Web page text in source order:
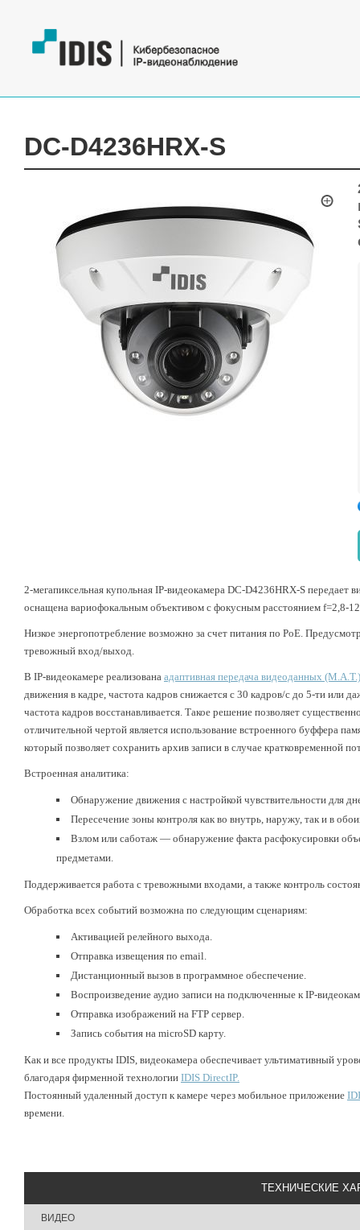
DC-D4236HRX-S
2-мегапиксельная купольная IP-видеокамера DC-D4236HRX-S
оснащена вариофокальным объективом с фокусным расстоянием f=2,8-
Низкое энергопотребление возможно за счет питания по PoE.
тревожный вход/выход.
В IP-видеокамере реализована адаптивная передача видеоданных (M.A.T.)
движения в кадре, частота кадров снижается с 30 кадров/с до 5-ти или
частота кадров восстанавливается. Такое решение позволяет
отличительной чертой является использование встроенного буффера
который позволяет сохранить архив записи в случае кратковременной
Встроенная аналитика:
Обнаружение движения с настройкой чувствительности для
Пересечение зоны контроля как во внутрь, наружу, так и в
Взлом или саботаж — обнаружение факта расфокусировки
предметами.
Поддерживается работа с тревожными входами, а также контроль
Обработка всех событий возможна по следующим сценариям:
Активацией релейного выхода.
Отправка извещения по email.
Дистанционный вызов в программное обеспечение.
Воспроизведение аудио записи на подключенные к IP-
Отправка изображений на FTP сервер.
Запись события на microSD карту.
Как и все продукты IDIS, видеокамера обеспечивает ультимативный
благодаря фирменной технологии IDIS DirectIP.
Постоянный удаленный доступ к камере через мобильное приложение
времени.
ТЕХНИЧЕСКИЕ
ВИДЕО